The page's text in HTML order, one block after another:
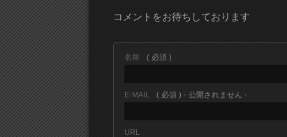
コメントをお待ちしております
名前 ( 必須 )
E-MAIL ( 必須 ) - 公開されません -
URL